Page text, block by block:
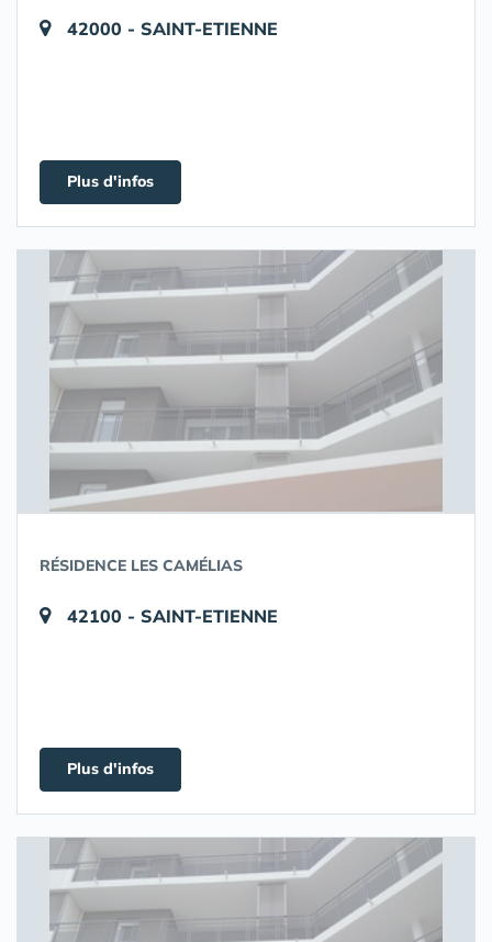
42000 - SAINT-ETIENNE
Plus d'infos
RÉSIDENCE LES CAMÉLIAS
42100 - SAINT-ETIENNE
Plus d'infos